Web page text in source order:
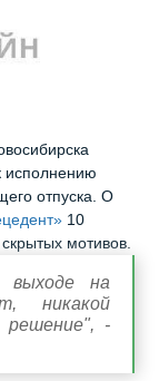
исполнению
отпуска. О
10
мотивов.
выходе на
никакой
решение", -